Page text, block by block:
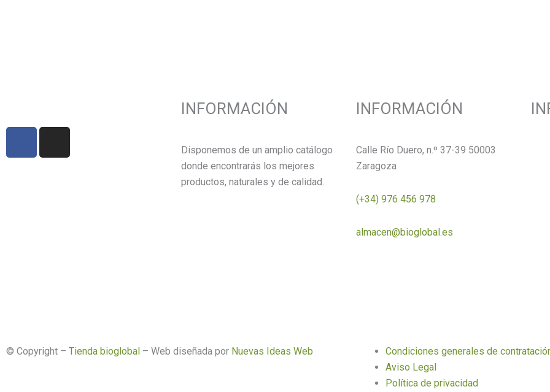
INFORMACIÓN
Disponemos de un amplio catálogo
donde encontrarás los mejores
productos, naturales y de calidad.
INFORMACIÓN
Calle Río Duero, n.º 37-39 50003
Zaragoza
(+34) 976 456 978
almacen@bioglobal.es
© Copyright – Tienda bioglobal – Web diseñada por Nuevas Ideas Web
Condiciones generales de
Aviso Legal
Política de privacidad